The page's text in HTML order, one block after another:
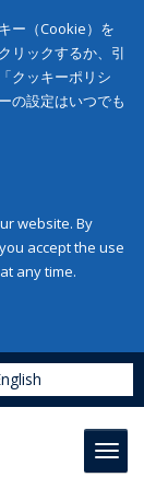
ー（Cookie）を
リックするか、引
クッキーポリシ
の設定はいつでも
website. By
accept the use
any time.